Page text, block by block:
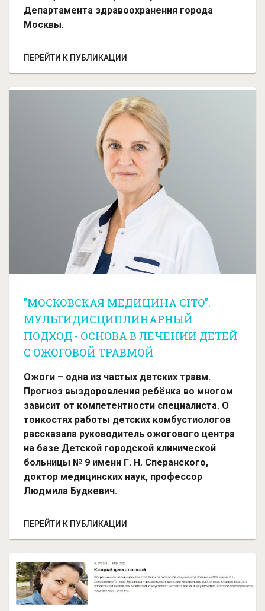
Департамента здравоохранения города
Москвы.
ПЕРЕЙТИ К ПУБЛИКАЦИИ
"МОСКОВСКАЯ МЕДИЦИНА CITO":
МУЛЬТИДИСЦИПЛИНАРНЫЙ
ПОДХОД - ОСНОВА В ЛЕЧЕНИИ ДЕТЕЙ
С ОЖОГОВОЙ ТРАВМОЙ
Ожоги – одна из частых детских травм.
Прогноз выздоровления ребёнка во многом
зависит от компетентности специалиста. О
тонкостях работы детских комбустиологов
рассказала руководитель ожогового центра
на базе Детской городской клинической
больницы № 9 имени Г. Н. Сперанского,
доктор медицинских наук, профессор
Людмила Будкевич.
ПЕРЕЙТИ К ПУБЛИКАЦИИ